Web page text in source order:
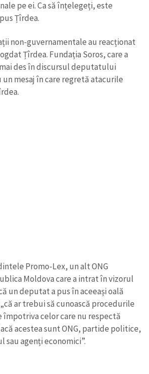
pe ei. Ca să înțelegeți, este
Țîrdea.
non-guvernamentale au reacționat
Țîrdea. Fundația Soros, care a
des în discursul deputatului
mesaj în care regretă atacurile
Promo-Lex, un alt ONG
Moldova care a intrat în vizorul
un deputat a pus în aceeași oală
ar trebui să cunoască procedurile
celor care nu respectă
acestea sunt ONG, partide politice,
agenți economici”.